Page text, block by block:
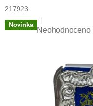
217923
Novinka
Průměrné
Neohodnoceno